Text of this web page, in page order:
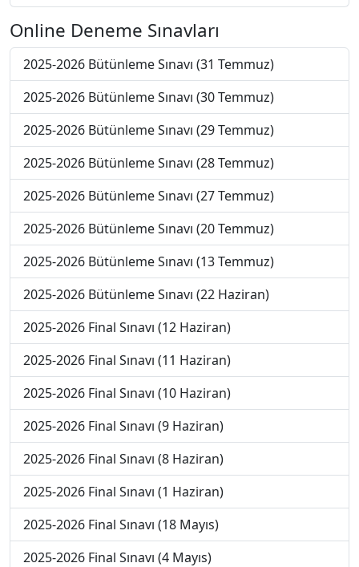
Online Deneme Sınavları
2025-2026 Bütünleme Sınavı (31 Temmuz)
2025-2026 Bütünleme Sınavı (30 Temmuz)
2025-2026 Bütünleme Sınavı (29 Temmuz)
2025-2026 Bütünleme Sınavı (28 Temmuz)
2025-2026 Bütünleme Sınavı (27 Temmuz)
2025-2026 Bütünleme Sınavı (20 Temmuz)
2025-2026 Bütünleme Sınavı (13 Temmuz)
2025-2026 Bütünleme Sınavı (22 Haziran)
2025-2026 Final Sınavı (12 Haziran)
2025-2026 Final Sınavı (11 Haziran)
2025-2026 Final Sınavı (10 Haziran)
2025-2026 Final Sınavı (9 Haziran)
2025-2026 Final Sınavı (8 Haziran)
2025-2026 Final Sınavı (1 Haziran)
2025-2026 Final Sınavı (18 Mayıs)
2025-2026 Final Sınavı (4 Mayıs)